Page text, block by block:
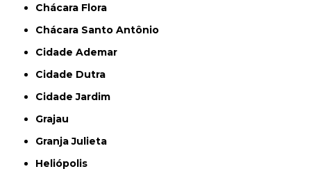
Chácara Flora
Chácara Santo Antônio
Cidade Ademar
Cidade Dutra
Cidade Jardim
Grajau
Granja Julieta
Heliópolis